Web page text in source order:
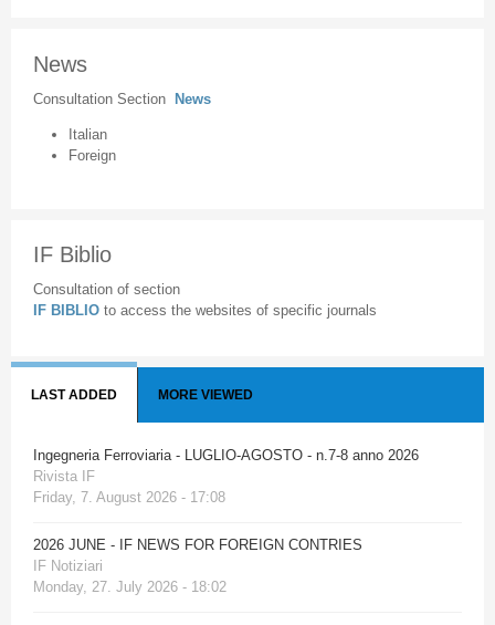
News
Consultation Section News
Italian
Foreign
IF Biblio
Consultation of section
IF BIBLIO to access the websites of specific journals
LAST ADDED MORE VIEWED
Ingegneria Ferroviaria - LUGLIO-AGOSTO - n.7-8 anno 2026
Rivista IF
Friday, 7. August 2026 - 17:08
2026 JUNE - IF NEWS FOR FOREIGN CONTRIES
IF Notiziari
Monday, 27. July 2026 - 18:02